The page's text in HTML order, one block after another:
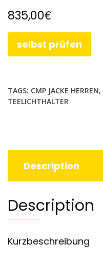
835,00€
selbst prüfen
TAGS: CMP JACKE HERREN,
TEELICHTHALTER
Description
Description
Kurzbeschreibung